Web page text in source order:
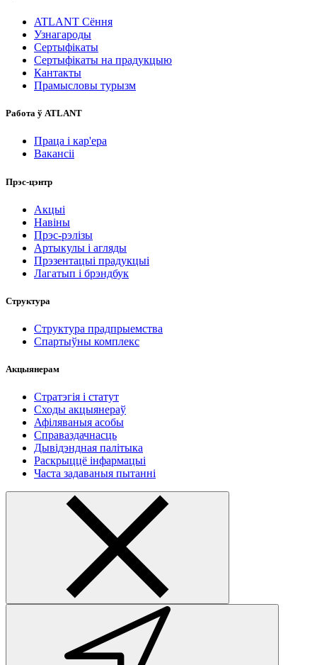
ATLANT Сёння
Узнагароды
Сертыфікаты
Сертыфікаты на прадукцыю
Кантакты
Прамысловы турызм
Работа ў ATLANT
Праца і кар'ера
Вакансіі
Прэс-цэнтр
Акцыі
Навіны
Прэс-рэлізы
Артыкулы і агляды
Прэзентацыі прадукцыі
Лагатып і брэндбук
Структура
Структура прадпрыемства
Спартыўны комплекс
Акцыянерам
Стратэгія і статут
Сходы акцыянераў
Афіляваныя асобы
Справаздачнасць
Дывідэндная палітыка
Раскрыццё інфармацыі
Часта задаваныя пытанні